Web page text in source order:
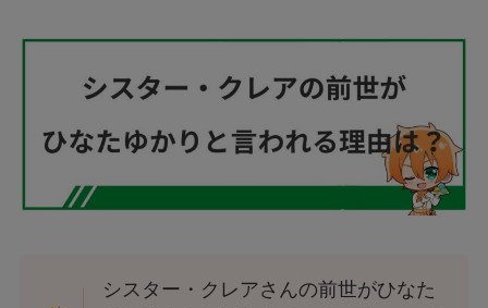
シスター・クレアさんの前世がひなた